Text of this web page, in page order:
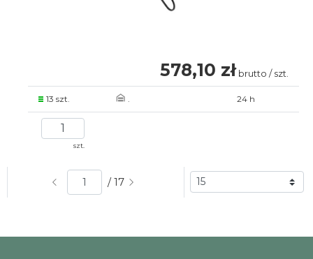
578,10 zł brutto / szt.
13 szt. . 24 h
szt.
/ 17